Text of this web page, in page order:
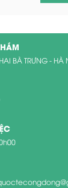
BÀ TRƯNG - HÀ